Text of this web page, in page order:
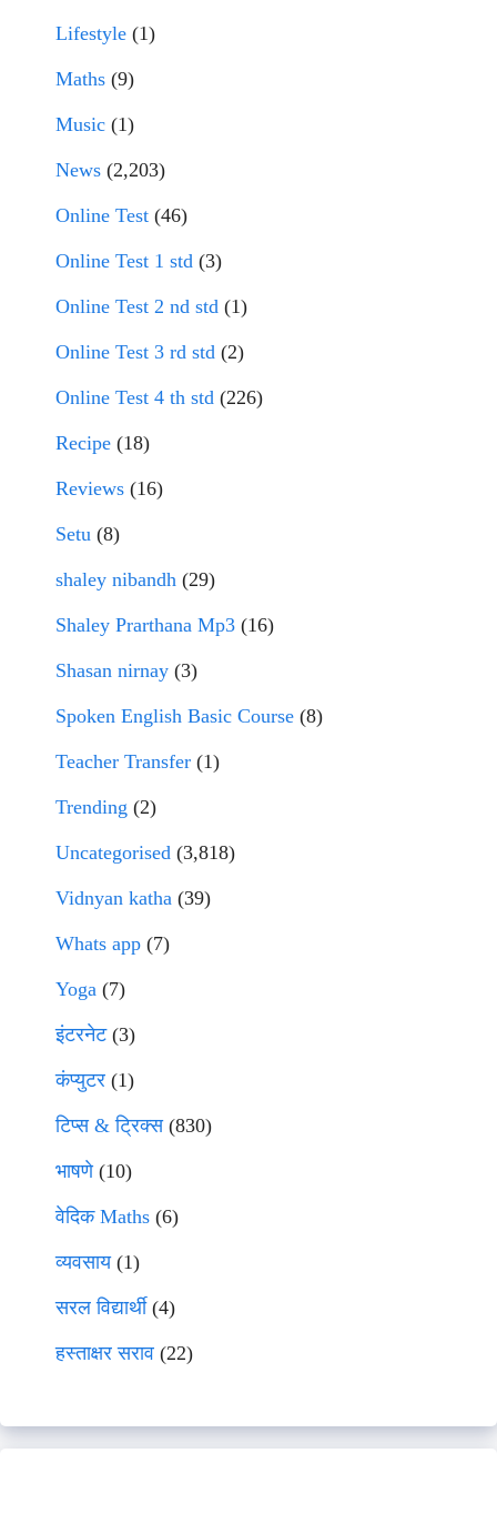
Lifestyle (1)
Maths (9)
Music (1)
News (2,203)
Online Test (46)
Online Test 1 std (3)
Online Test 2 nd std (1)
Online Test 3 rd std (2)
Online Test 4 th std (226)
Recipe (18)
Reviews (16)
Setu (8)
shaley nibandh (29)
Shaley Prarthana Mp3 (16)
Shasan nirnay (3)
Spoken English Basic Course (8)
Teacher Transfer (1)
Trending (2)
Uncategorised (3,818)
Vidnyan katha (39)
Whats app (7)
Yoga (7)
इंटरनेट(3)
कंप्युटर (1)
टिप्स & ट्रिक्स(830)
भाषणे(10)
वेदिक Maths (6)
व्यवसाय(1)
सरल विद्यार्थी(4)
हस्ताक्षर सराव (22)